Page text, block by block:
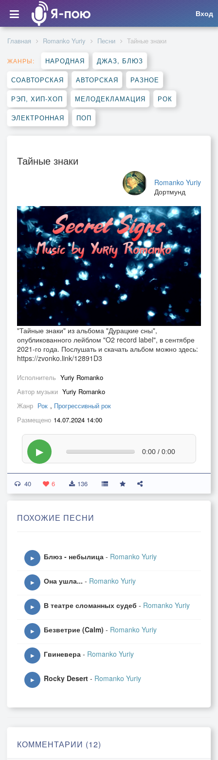
Вход
Главная Romanko Yuriy Песни Тайные знаки
ЖАНРЫ: НАРОДНАЯ ДЖАЗ, БЛЮЗ
СОАВТОРСКАЯ АВТОРСКАЯ РАЗНОЕ
РЭП, ХИП-ХОП МЕЛОДЕКЛАМАЦИЯ РОК
ЭЛЕКТРОННАЯ ПОП
Тайные знаки
Romanko Yuriy
Дортмунд
"Тайные знаки" из альбома "Дурацкие сны",
опубликованного лейблом "O2 record label", в сентябре
2021-го года. Послушать и скачать альбом можно здесь:
https://zvonko.link/12891D3
Исполнитель Yuriy Romanko
Автор музыки Yuriy Romanko
Жанр Рок , Прогрессивный рок
Размещено 14.07.2024 14:00
▶ 0:00 / 0:00
40 6 136
ПОХОЖИЕ ПЕСНИ
▶ Блюз - небылица - Romanko Yuriy
▶ Она ушла... - Romanko Yuriy
▶ В театре сломанных судеб - Romanko Yuriy
▶ Безветрие (Calm) - Romanko Yuriy
▶ Гвиневера - Romanko Yuriy
▶ Rocky Desert - Romanko Yuriy
КОММЕНТАРИИ (12)